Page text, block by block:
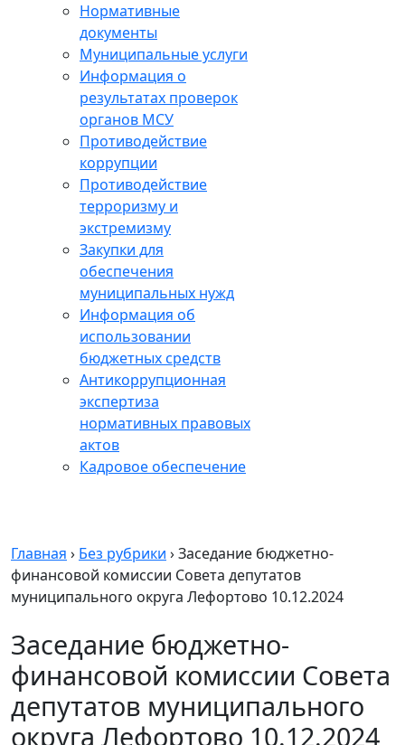
Нормативные
документы
Муниципальные услуги
Информация о
результатах проверок
органов МСУ
Противодействие
коррупции
Противодействие
терроризму и
экстремизму
Закупки для
обеспечения
муниципальных нужд
Информация об
использовании
бюджетных средств
Антикоррупционная
экспертиза
нормативных правовых
актов
Кадровое обеспечение
Главная › Без рубрики ›Заседание бюджетно-
финансовой комиссии Совета депутатов
муниципального округа Лефортово 10.12.2024
Заседание бюджетно-
финансовой комиссии Совета
депутатов муниципального
округа Лефортово 10.12.2024